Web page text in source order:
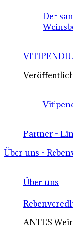
Der
Partner -
Über uns -
Über uns
ANTES